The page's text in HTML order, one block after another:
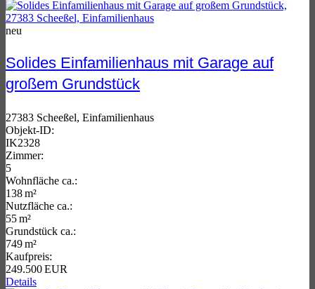
neu
Solides Einfamilienhaus mit Garage auf
großem Grundstück
27383 Scheeßel, Einfamilienhaus
Objekt-ID:
IK2328
Zimmer:
5
Wohnfläche ca.:
138 m²
Nutzfläche ca.:
55 m²
Grund­stück ca.:
749 m²
Kaufpreis:
249.500 EUR
Details